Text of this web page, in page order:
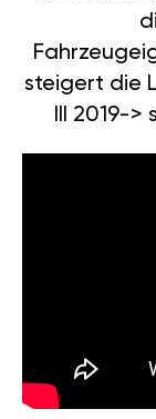
steigert die
III 2019->